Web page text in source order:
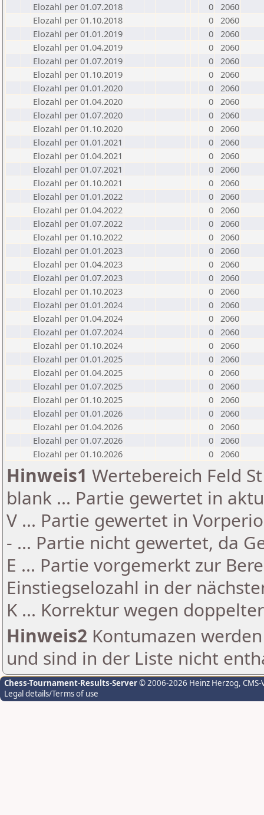
Elozahl per 01.07.2018
0 2060
Elozahl per 01.10.2018
0 2060
Elozahl per 01.01.2019
0 2060
Elozahl per 01.04.2019
0 2060
Elozahl per 01.07.2019
0 2060
Elozahl per 01.10.2019
0 2060
Elozahl per 01.01.2020
0 2060
Elozahl per 01.04.2020
0 2060
Elozahl per 01.07.2020
0 2060
Elozahl per 01.10.2020
0 2060
Elozahl per 01.01.2021
0 2060
Elozahl per 01.04.2021
0 2060
Elozahl per 01.07.2021
0 2060
Elozahl per 01.10.2021
0 2060
Elozahl per 01.01.2022
0 2060
Elozahl per 01.04.2022
0 2060
Elozahl per 01.07.2022
0 2060
Elozahl per 01.10.2022
0 2060
Elozahl per 01.01.2023
0 2060
Elozahl per 01.04.2023
0 2060
Elozahl per 01.07.2023
0 2060
Elozahl per 01.10.2023
0 2060
Elozahl per 01.01.2024
0 2060
Elozahl per 01.04.2024
0 2060
Elozahl per 01.07.2024
0 2060
Elozahl per 01.10.2024
0 2060
Elozahl per 01.01.2025
0 2060
Elozahl per 01.04.2025
0 2060
Elozahl per 01.07.2025
0 2060
Elozahl per 01.10.2025
0 2060
Elozahl per 01.01.2026
0 2060
Elozahl per 01.04.2026
0 2060
Elozahl per 01.07.2026
0 2060
Elozahl per 01.10.2026
0 2060
Hinweis1 Wertebereich Feld
blank ... Partie gewertet in
V ... Partie gewertet in
- ... Partie nicht gewertet, da
E ... Partie vorgemerkt zur
Einstiegselozahl in der
K ... Korrektur wegen
Hinweis2 Kontumazen
und sind in der Liste nicht
Chess-Tournament-Results-Server© 2006-2026 Heinz Herzog,
Legal details/Terms of use